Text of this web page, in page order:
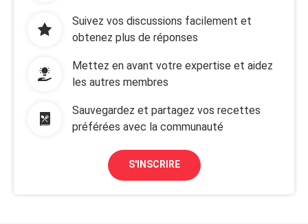
Suivez vos discussions facilement et
obtenez plus de réponses
Mettez en avant votre expertise et aidez
les autres membres
Sauvegardez et partagez vos recettes
préférées avec la communauté
S'INSCRIRE